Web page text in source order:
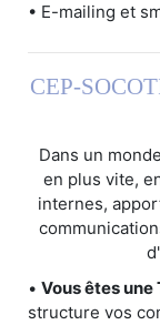
• E-mailing et
CEP-
Dans un
en plus vite,
internes,
• Vous êtes une
structure vos